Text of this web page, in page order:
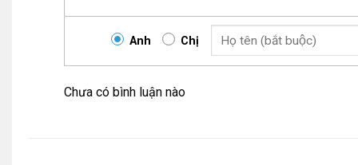
Anh Chị
Chưa có bình luận nào